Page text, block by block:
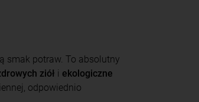
smak potraw. To absolutny
ziół i ekologiczne
odpowiednio